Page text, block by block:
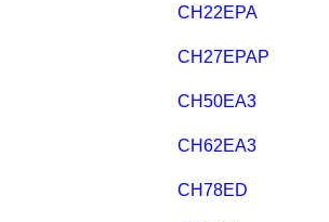
CH22EPA
CH27EPAP
CH50EA3
CH62EA3
CH78ED